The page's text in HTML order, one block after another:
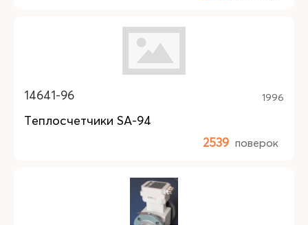
14641-96 1996
Теплосчетчики SA-94
2539 поверок